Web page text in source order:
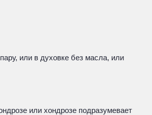
или в духовке без масла, или
или хондрозе подразумевает